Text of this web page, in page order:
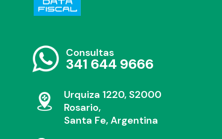
Consultas
341 644 9666
Urquiza 1220, S2000
Rosario,
Santa Fe, Argentina